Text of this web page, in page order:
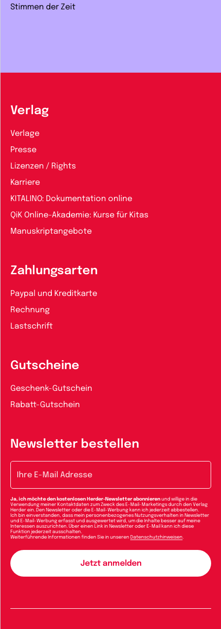
Stimmen der Zeit
Verlag
Verlage
Presse
Lizenzen / Rights
Karriere
KITALINO: Dokumentation online
QiK Online-Akademie: Kurse für Kitas
Manuskriptangebote
Zahlungsarten
Paypal und Kreditkarte
Rechnung
Lastschrift
Gutscheine
Geschenk-Gutschein
Rabatt-Gutschein
Newsletter bestellen
Ja, ich möchte den kostenlosen Herder-Newsletter abonnieren und willige in die
Verwendung meiner Kontaktdaten zum Zweck des E-Mail-Marketings durch den Verlag
Herder ein. Den Newsletter oder die E-Mail-Werbung kann ich jederzeit abbestellen.
Ich bin einverstanden, dass mein personenbezogenes Nutzungsverhalten in Newsletter
und E-Mail-Werbung erfasst und ausgewertet wird, um die Inhalte besser auf meine
Interessen auszurichten. Über einen Link in Newsletter oder E-Mail kann ich diese
Funktion jederzeit ausschalten.
Weiterführende Informationen finden Sie in unseren Datenschutzhinweisen.